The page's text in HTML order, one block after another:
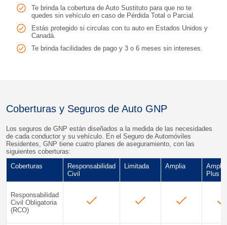
Te brinda la cobertura de Auto Sustituto para que no te
quedes sin vehículo en caso de Pérdida Total o Parcial.
Estás protegido si circulas con tu auto en Estados Unidos y
Canadá.
Te brinda facilidades de pago y 3 o 6 meses sin intereses.
Coberturas y Seguros de Auto GNP
Los seguros de GNP están diseñados a la medida de las necesidades
de cada conductor y su vehículo. En el Seguro de Automóviles
Residentes, GNP tiene cuatro planes de aseguramiento, con las
siguientes coberturas:
Coberturas
Responsabilidad
Civil
Limitada Amplia
Amplia
Plus
Responsabilidad
Civil Obligatoria
(RCO)